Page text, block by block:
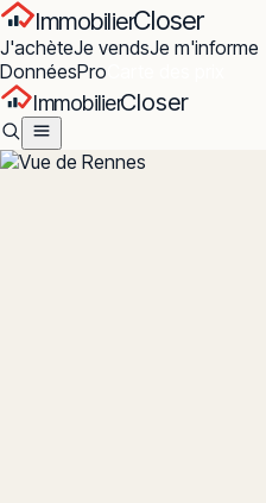
ImmobilierCloser
J'achèteJe vendsJe m'informe
DonnéesPro
ImmobilierCloser